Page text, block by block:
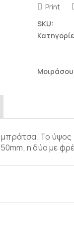
Print
SKU:
Το ύψος
η δύο με